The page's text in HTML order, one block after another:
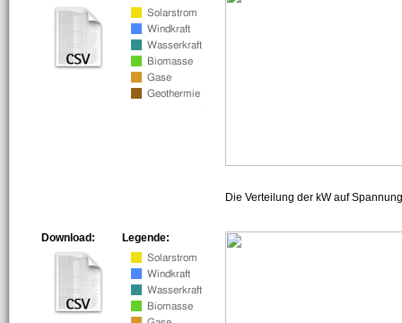
Die Verteilung der kW auf
Legende:
Download: